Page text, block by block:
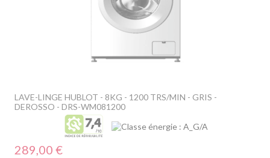
LAVE-LINGE HUBLOT - 8KG - 1200 TRS/MIN - GRIS -
DEROSSO - DRS-WM081200
Prix
289,00 €